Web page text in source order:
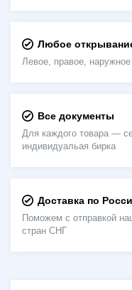
Любое
Левое, правое,
Все документы
Для каждого товара —
индивидуальая бирка
Доставка по
Поможем с отправкой
стран СНГ